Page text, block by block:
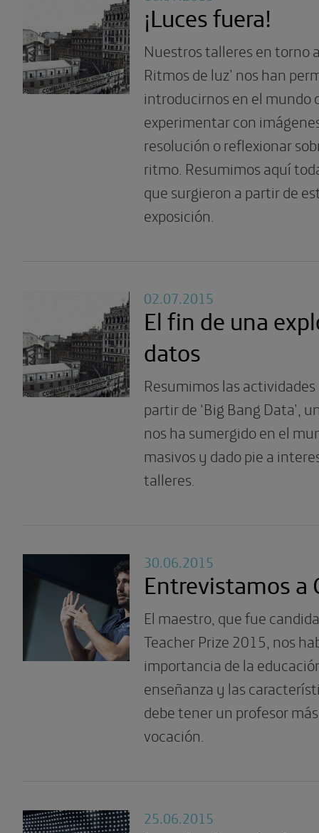
¡Luces fuera!
Nuestros talleres en torno
Ritmos de luz’ nos han
introducirnos en el mundo
experimentar con
resolución o reflexionar
ritmo. Resumimos aquí
que surgieron a partir de
exposición.
02.07.2015
El fin de una
datos
Resumimos las
partir de ‘Big Bang Data’,
nos ha sumergido en el
masivos y dado pie a
talleres.
30.06.2015
Entrevistamos a
El maestro, que fue
Teacher Prize 2015, nos
importancia de la
enseñanza y las
debe tener un profesor
vocación.
25.06.2015